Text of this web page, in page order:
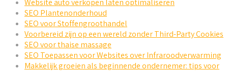
Website auto verkopen laten optimaliseren
SEO Plantenonderhoud
SEO voor Stoffengroothandel
Voorbereid zijn op een wereld zonder Third-Party Cookies
SEO voor thaise massage
SEO Toepassen voor Websites over Infraroodverwarming
Makkelijk groeien als beginnende ondernemer: tips voor